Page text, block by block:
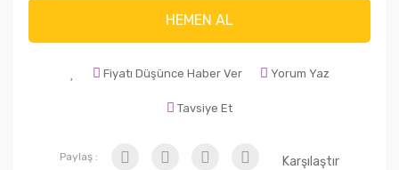
HEMEN AL
Fiyatı Düşünce Haber Ver Yorum Yaz
Tavsiye Et
Paylaş : Karşılaştır